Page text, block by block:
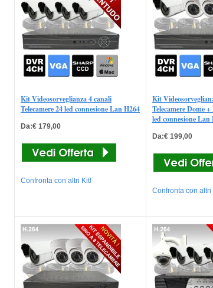
Kit Videosorveglianza 4 canali
Telecamere 24 led connesione Lan H264
Da:€ 179,00
Confronta con altri Kit!
Kit
Telecamere Dome
led connesione Lan
Da:€ 199,00
Confronta con altri